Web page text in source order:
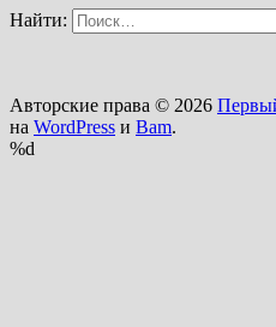
Найти:
Авторские права © 2026
на WordPress и Bam.
%d